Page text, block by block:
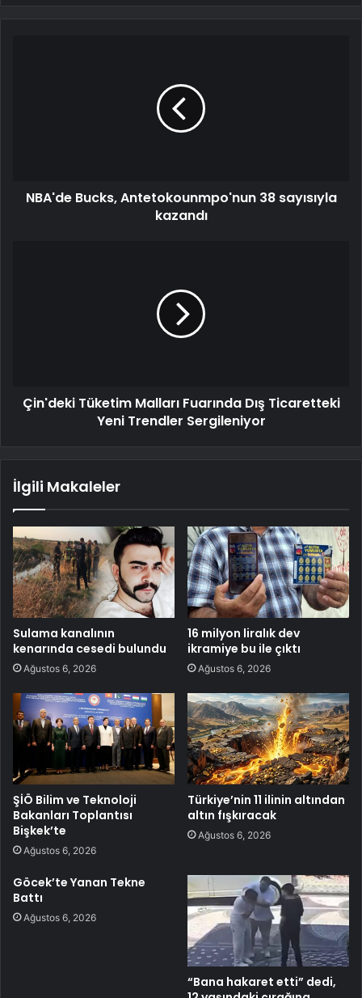
NBA'de Bucks, Antetokounmpo'nun 38 sayısıyla
kazandı
Çin'deki Tüketim Malları Fuarında Dış Ticaretteki
Yeni Trendler Sergileniyor
İlgili Makaleler
Sulama kanalının
kenarında cesedi bulundu
Ağustos 6, 2026
16 milyon liralık dev
ikramiye bu ile çıktı
Ağustos 6, 2026
ŞİÖ Bilim ve Teknoloji
Bakanları Toplantısı
Bişkek’te
Ağustos 6, 2026
Türkiye’nin 11 ilinin altından
altın fışkıracak
Ağustos 6, 2026
Göcek’te Yanan Tekne
Battı
Ağustos 6, 2026
“Bana hakaret etti” dedi,